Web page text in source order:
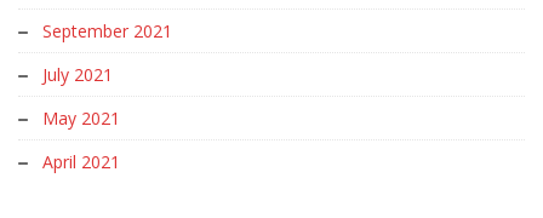
September 2021
July 2021
May 2021
April 2021